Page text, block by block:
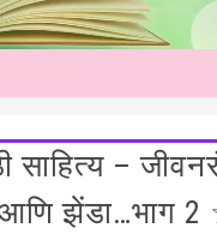
साहित्य –
आणि झेंडा…भाग 2